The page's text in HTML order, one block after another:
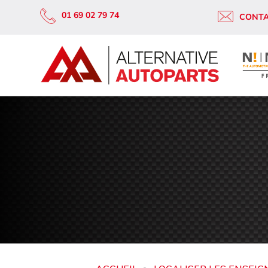
01 69 02 79 74